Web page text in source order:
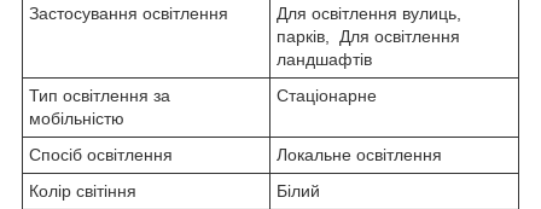
Застосування освітлення
Для освітлення вулиць,
парків, Для освітлення
ландшафтів
Тип освітлення за
мобільністю
Стаціонарне
Спосіб освітлення
Локальне освітлення
Колір світіння
Білий